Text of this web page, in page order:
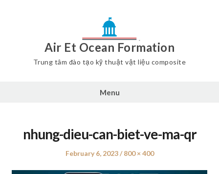
Air Et Ocean Formation
Trung tâm đào tạo kỹ thuật vật liệu composite
Menu
nhung-dieu-can-biet-ve-ma-qr
Posted
February 6, 2023
Full
800 × 400